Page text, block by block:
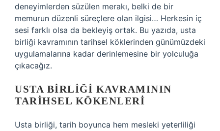
deneyimlerden süzülen merakı, belki de bir
memurun düzenli süreçlere olan ilgisi… Herkesin iç
sesi farklı olsa da bekleyiş ortak. Bu yazıda, usta
birliği kavramının tarihsel köklerinden günümüzdeki
uygulamalarına kadar derinlemesine bir yolculuğa
çıkacağız.
USTA BIRLIĞI KAVRAMININ
TARIHSEL KÖKENLERI
Usta birliği, tarih boyunca hem mesleki yeterliliği